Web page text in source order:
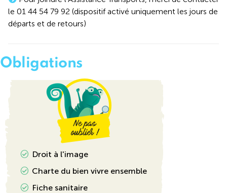
le 01 44 54 79 92 (dispositif activé uniquement les jours de
départs et de retours)
Obligations
Droit à l'image
Charte du bien vivre ensemble
Fiche sanitaire